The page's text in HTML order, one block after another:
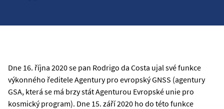
Dne 16. října 2020 se pan Rodrigo da Costa ujal své funkce
výkonného ředitele Agentury pro evropský GNSS (agentury
GSA, která se má brzy stát Agenturou Evropské unie pro
kosmický program). Dne 15. září 2020 ho do této funkce